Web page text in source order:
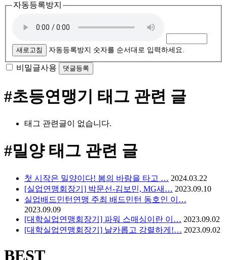
자동등록방지
새로고침 자동등록방지 숫자를 순서대로 입력하세요.
비밀글사용
#초등연맹기 태그 관련 글
태그 관련글이 없습니다.
#밀양태그 관련 글
첫 시작은 밀양이다! 봄의 바람을 타고 … 2024.03.22
[실업연맹회장기] 박문선-김보민, MG새… 2023.09.10
실업배드민턴연맹 주최 배드민턴 동호인 이…
2023.09.09
[대학실업연맹회장기] 파워 스매싱이란 이… 2023.09.02
[대학실업연맹회장기] 날카롭고 강렬하게!… 2023.09.02
BEST